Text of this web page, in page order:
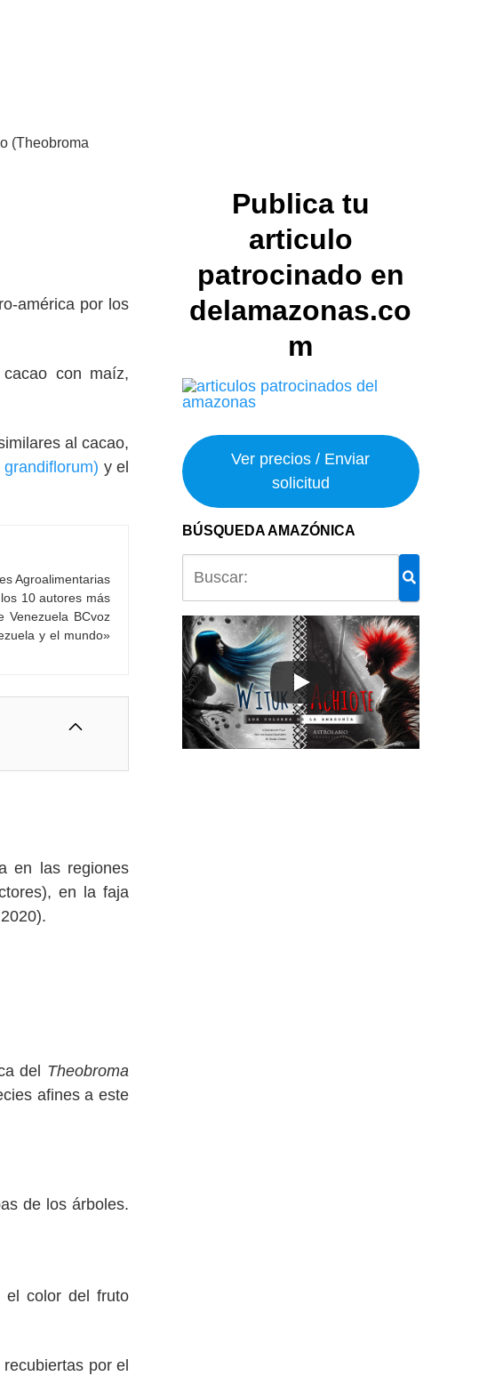
(Theobroma
américa por los
con maíz,
al cacao,
y el
Agroalimentarias
10 autores más
Venezuela BCvoz
y el mundo»
en las regiones
en la faja
del Theobroma
afines a este
de los árboles.
el color del fruto
por el
Publica tu
articulo
patrocinado en
delamazonas.co
m
Ver precios / Enviar
solicitud
BÚSQUEDA AMAZÓNICA